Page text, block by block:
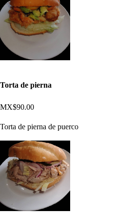
Torta de pierna
MX$90.00
Torta de pierna de puerco